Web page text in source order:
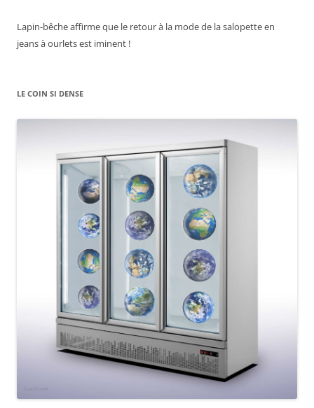
Lapin-bêche affirme que le retour à la mode de la salopette en
jeans à ourlets est iminent !
LE COIN SI DENSE